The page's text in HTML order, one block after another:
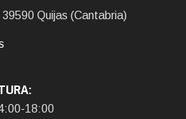
Quijas (Cantabria)
18:00